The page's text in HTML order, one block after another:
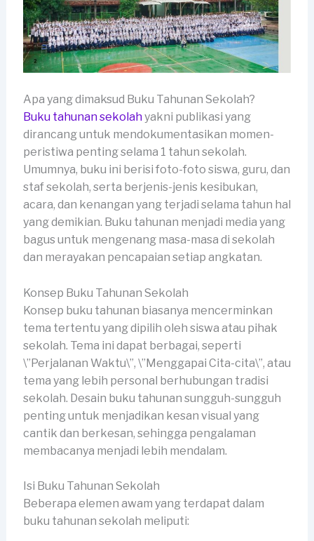
Apa yang dimaksud Buku Tahunan Sekolah?
Buku tahunan sekolahyakni publikasi yang
dirancang untuk mendokumentasikan momen-
peristiwa penting selama 1 tahun sekolah.
Umumnya, buku ini berisi foto-foto siswa, guru, dan
staf sekolah, serta berjenis-jenis kesibukan,
acara, dan kenangan yang terjadi selama tahun hal
yang demikian. Buku tahunan menjadi media yang
bagus untuk mengenang masa-masa di sekolah
dan merayakan pencapaian setiap angkatan.
Konsep Buku Tahunan Sekolah
Konsep buku tahunan biasanya mencerminkan
tema tertentu yang dipilih oleh siswa atau pihak
sekolah. Tema ini dapat berbagai, seperti
\”Perjalanan Waktu\”, \”Menggapai Cita-cita\”, atau
tema yang lebih personal berhubungan tradisi
sekolah. Desain buku tahunan sungguh-sungguh
penting untuk menjadikan kesan visual yang
cantik dan berkesan, sehingga pengalaman
membacanya menjadi lebih mendalam.
Isi Buku Tahunan Sekolah
Beberapa elemen awam yang terdapat dalam
buku tahunan sekolah meliputi: